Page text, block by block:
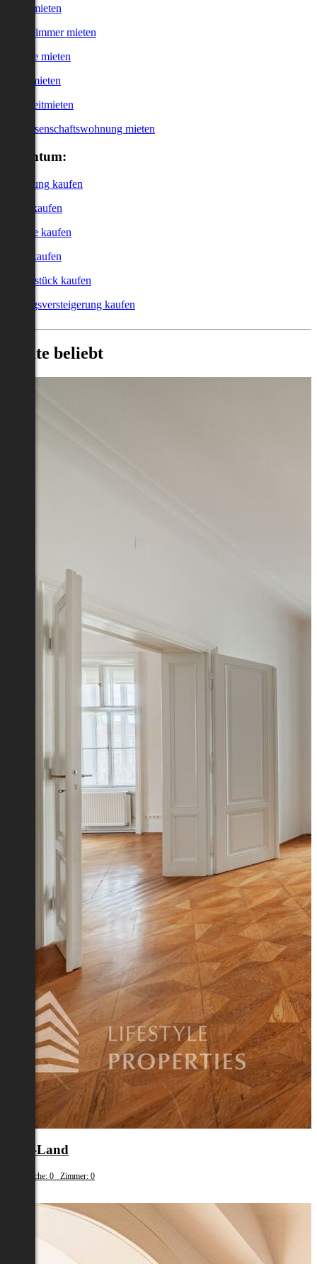
Haus mieten
WG-Zimmer mieten
Garage mieten
Büro mieten
Kurzzeitmieten
Genossenschaftswohnung mieten
Eigentum:
Wohnung kaufen
Haus kaufen
Garage kaufen
Büro kaufen
Grundstück kaufen
Zwangsversteigerung kaufen
Heute beliebt
Wels-Land
Wohnfläche: 0 Zimmer: 0